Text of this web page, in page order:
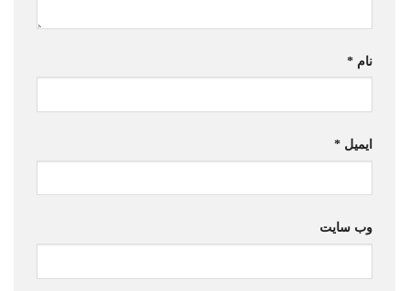
نام *
ایمیل *
وب‌ سایت